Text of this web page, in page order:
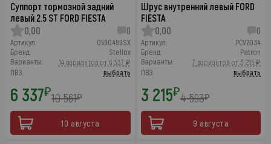
Суппорт тормозной задний
левый 2.5 ST FORD FIESTA
0,00
0
Артикул:
0590499SX
Бренд:
Stellox
Варианты:
14 вариантов от 6 337 ₽
ПВЗ:
выбрать
6 337₽10 561₽
10 августа
Шрус внутренний левый FORD
FIESTA
0,00
0
Артикул:
PCV2034
Бренд:
Patron
Варианты:
7 вариантов от 3 215 ₽
ПВЗ:
выбрать
3 215₽4 593₽
9 августа